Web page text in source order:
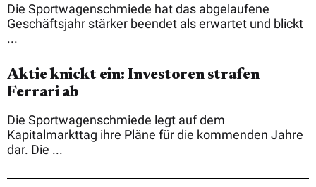
Die Sportwagenschmiede hat das abgelaufene
Geschäftsjahr stärker beendet als erwartet und blickt
...
Aktie knickt ein: Investoren strafen
Ferrari ab
Die Sportwagenschmiede legt auf dem
Kapitalmarkttag ihre Pläne für die kommenden Jahre
dar. Die ...